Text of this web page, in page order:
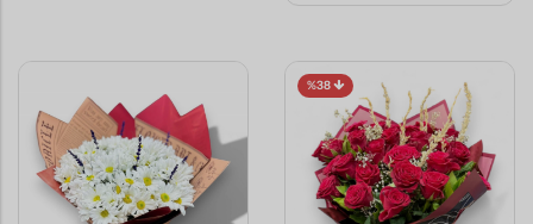
%38